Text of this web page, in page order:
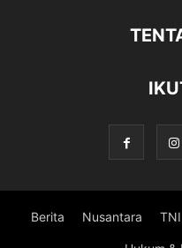
Berita Nusantara